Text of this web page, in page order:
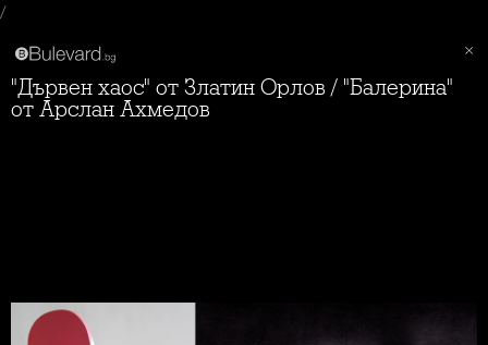
/
"Дървен хаос" от Златин Орлов / "Балерина"
от Арслан Ахмедов